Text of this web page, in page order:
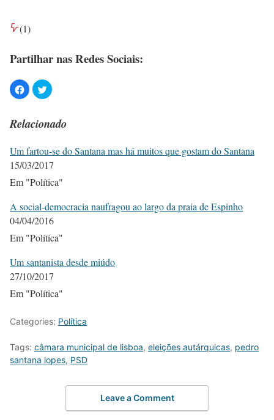
(1)
Partilhar nas Redes Sociais:
Relacionado
Um fartou-se do Santana mas há muitos que gostam do Santana
15/03/2017
Em "Política"
A social-democracia naufragou ao largo da praia de Espinho
04/04/2016
Em "Política"
Um santanista desde miúdo
27/10/2017
Em "Política"
Categories: Política
Tags: câmara municipal de lisboa, eleições autárquicas, pedro
santana lopes, PSD
Leave a Comment